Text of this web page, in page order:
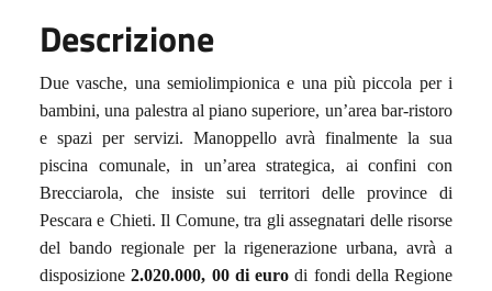
Descrizione
Due vasche, una semiolimpionica e una più piccola per i
bambini, una palestra al piano superiore, un’area bar-ristoro
e spazi per servizi. Manoppello avrà finalmente la sua
piscina comunale, in un’area strategica, ai confini con
Brecciarola, che insiste sui territori delle province di
Pescara e Chieti. Il Comune, tra gli assegnatari delle risorse
del bando regionale per la rigenerazione urbana, avrà a
disposizione2.020.000, 00 di euro di fondi della Regione